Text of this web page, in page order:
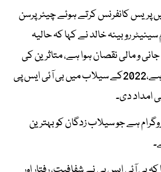
پریس کانفرنس کرتے ہوئے چیئرپرسن
روبینہ خالد نے کہا کہ حالیہ
و مالی نقصان ہوا ہے، متاثرین کی
بھرپور معاونت کی جا رہی ہے،2022کے سیلاب میں بی آئی ایس پی
ہے جو سیلاب زدگان کو بہترین